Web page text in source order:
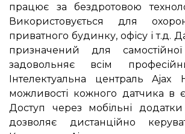
працює за бездротовою
Використовується для
приватного будинку, офісу і т.д.
призначений для
задовольняє всім
Інтелектуальна централь Ajax
можливості кожного датчика в
Доступ через мобільні
дозволяє дистанційно